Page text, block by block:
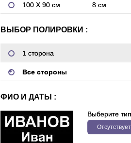
100 Х 90 см. 8 см.
ВЫБОР ПОЛИРОВКИ :
1 сторона
Все стороны
ФИО И ДАТЫ :
Выберите тип
Отсутствует